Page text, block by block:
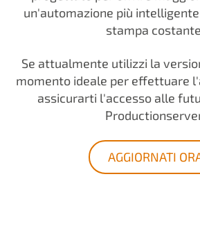
un'automazione più
stampa
Se attualmente utilizzi la
momento ideale per effettuare
assicurarti l'accesso alle
AGGIORNATI